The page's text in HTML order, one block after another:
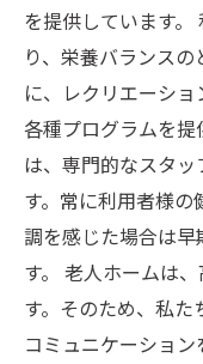
を提供しています
り、栄養バランス
に、レクリエーシ
各種プログラムを提
は、専門的なスタ
す。常に利用者様
調を感じた場合は
す。 老人ホームは
す。そのため、私
コミュニケーショ